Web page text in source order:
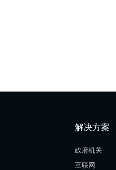
解决方案
政府机关
互联网